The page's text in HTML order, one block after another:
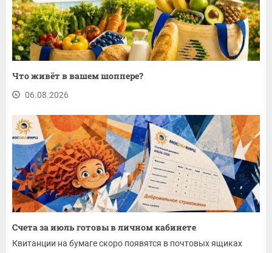
Что живёт в вашем шоппере?
06.08.2026
Счета за июль готовы в личном кабинете
Квитанции на бумаге скоро появятся в почтовых ящиках